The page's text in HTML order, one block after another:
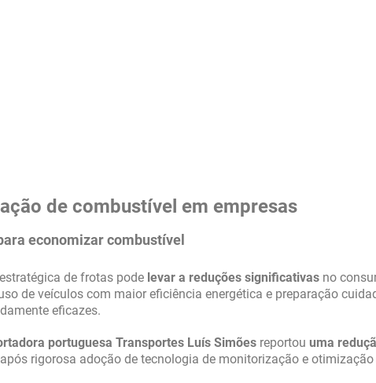
de combustível em empresas
economizar combustível
de frotas pode levar a reduções significativas no
de veículos com maior eficiência energética e preparação
eficazes.
portuguesa Transportes Luís Simões reportou uma
rigorosa adoção de tecnologia de monitorização e